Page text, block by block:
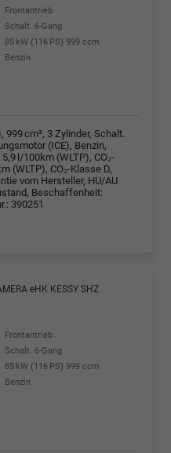
Frontantrieb
Schalt. 6-Gang
85 kW (116 PS) 999 ccm
Benzin
999 cm³, 3 Zylinder, Schalt.
(ICE), Benzin,
l/100km (WLTP), CO₂-
(WLTP), CO₂-Klasse D,
vom Hersteller, HU/AU
Beschaffenheit:
390251
eHK KESSY SHZ
Frontantrieb
Schalt. 6-Gang
85 kW (116 PS) 999 ccm
Benzin